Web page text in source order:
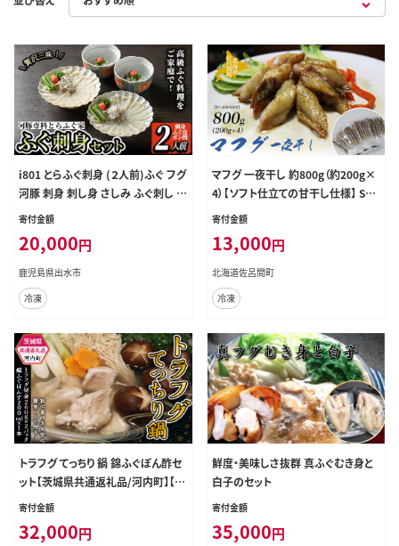
i801 とらふぐ刺身 (２人前)ふぐ フグ
河豚 刺身 刺し身 さしみ ふぐ刺し お
もてなし 晩酌 ポン酢 ぽん酢 国産
寄付金額
20,000円
鹿児島県出水市
冷凍
マフグ 一夜干し 約800g（約200g×
4）【ソフト仕立ての甘干し仕様】 SR
MN017
寄付金額
13,000円
北海道佐呂間町
冷凍
トラフグ てっちり 鍋 錦ふぐぽん酢セ
ット【茨城県共通返礼品/河内町】【
ふぐ ふぐ鍋 河豚 鍋セット とらふぐ
寄付金額
32,000円
鮮度・美味しさ抜群 真ふぐむき身と
白子のセット
寄付金額
35,000円